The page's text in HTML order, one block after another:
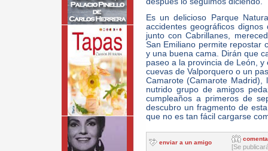
Es un delicioso Parque
accidentes geográficos
junto con Cabrillanes,
San Emiliano permite repostar
y una buena cama. Dirán que
paseo a la provincia de León,
cuevas de Valporquero o un
Camarote (Camarote
nutrido grupo de amigos
cumpleaños a primeros de
descubro un fragmento de
que no es tan fácil cargarse
enviar a un amigo
[Se